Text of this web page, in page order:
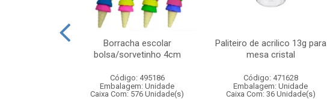
Borracha escolar
bolsa/sorvetinho 4cm
Código: 495186
Embalagem: Unidade
Caixa Com: 576 Unidade(s)
Paliteiro de acrilico 13g para
mesa cristal
Código: 471628
Embalagem: Unidade
Caixa Com: 36 Unidade(s)